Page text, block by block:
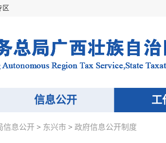
区
信息公开 工
信息公开 > 东兴市 > 政府信息公开制度